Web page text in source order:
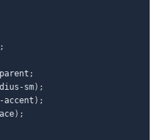
;
;
sm) ;
) ;
) ;